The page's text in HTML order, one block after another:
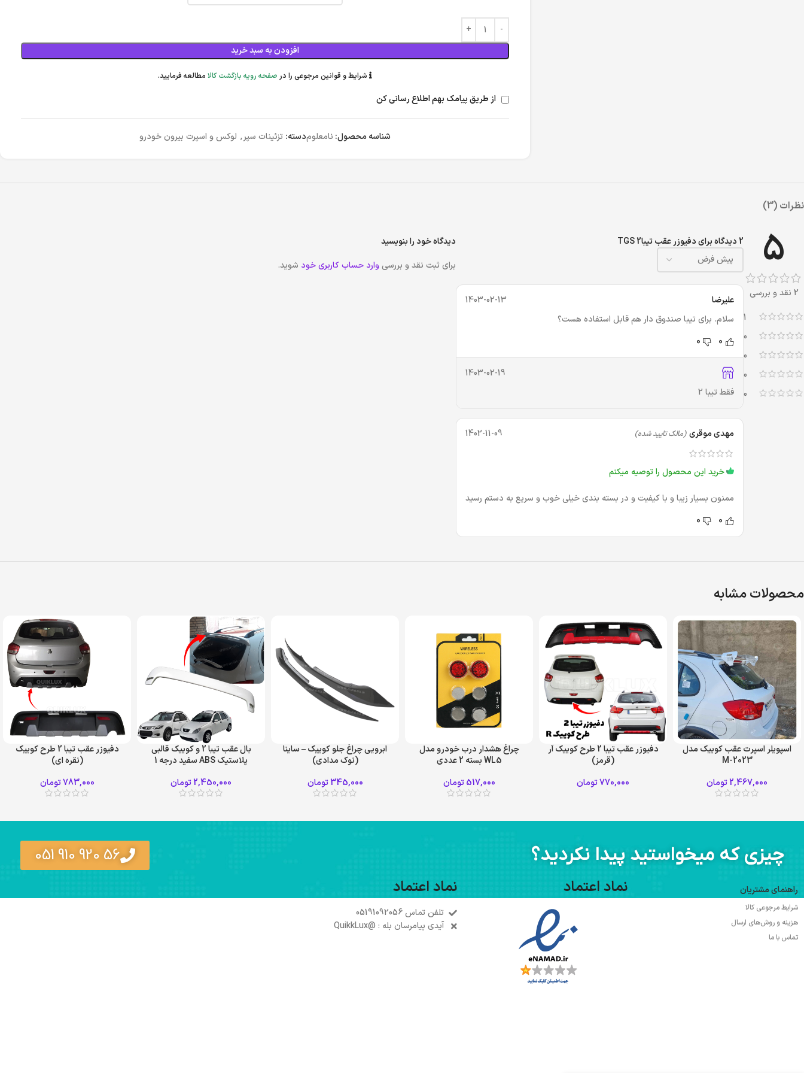
افزودن به سبد خرید
شرایط و قوانین مرجوعی را در صفحه رویه بازگشت کالا مطالعه فرمایید.
از طریق پیامک بهم اطلاع رسانی کن
شناسه محصول: نامعلومدسته: تزئینات سپر, لوکس و اسپرت بیرون خودرو
نظرات (3)
5
2 نقد و بررسی
1
0
0
0
0
2 دیدگاه برای دفیوزر عقب تیبا2 TGS
علیرضا
1403-02-13
سلام. برای تیبا صندوق دار هم قابل استفاده هست؟
0
0
1403-02-19
فقط تیبا 2
مهدی موقری (مالک تایید شده) 1402-11-09
خرید این محصول را توصیه میکنم
ممنون بسیار زیبا و با کیفیت و در بسته بندی خیلی خوب و سریع به دستم رسید
0
0
دیدگاه خود را بنویسید
برای ثبت نقد و بررسی وارد حساب کاربری خود شوید.
محصولات مشابه
سفید قرمز
اسپویلر اسپرت عقب کوییک مدل
M-2023
2,467,000تومان
دفیوزر عقب تیبا 2 طرح کوییک آر
(قرمز)
770,000تومان
چراغ هشدار درب خودرو مدل
WL5 بسته 2 عددی
517,000 تومان
ابرویی چراغ جلو کوییک – ساینا
(نوک مدادی)
345,000 تومان
بال عقب تیبا 2 و کوییک قالبی
پلاستیک ABS سفید درجه 1
2,450,000تومان
دفیوزر عقب تیبا 2 طرح کوییک
(نقره ای)
783,000تومان
چیزی که میخواستید پیدا نکردید؟ 56 920 910 051
راهنمای مشتریان
شرایط مرجوعی کالا
هزینه و روش‌های ارسال
تماس با ما
نماد اعتماد نماد اعتماد
تلفن تماس 05191092056
آیدی پیامرسان بله : @QuikkLux